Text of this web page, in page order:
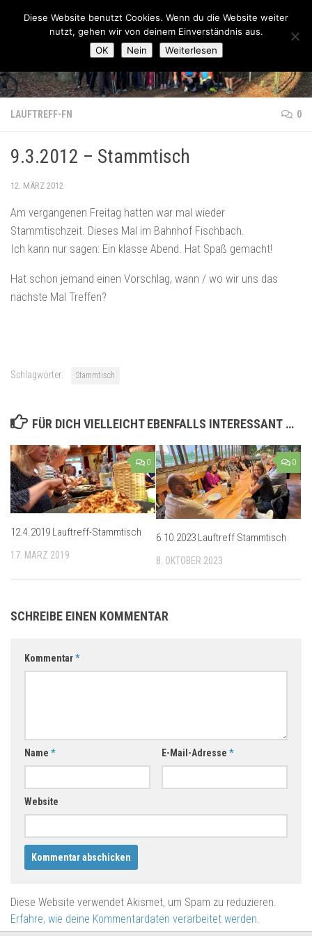
Zum Inhalt springen
Lauftreff-FN
LAUFTREFF-FN 0
9.3.2012 – Stammtisch
12. MÄRZ 2012
Am vergangenen Freitag hatten war mal wieder
Stammtischzeit. Dieses Mal im Bahnhof Fischbach.
Ich kann nur sagen: Ein klasse Abend. Hat Spaß gemacht!
Hat schon jemand einen Vorschlag, wann / wo wir uns das
nächste Mal Treffen?
Schlagwörter: Stammtisch
FÜR DICH VIELLEICHT EBENFALLS INTERESSANT …
0
12.4.2019 Lauftreff-Stammtisch
17. MÄRZ 2019
0
6.10.2023 Lauftreff Stammtisch
8. OKTOBER 2023
SCHREIBE EINEN KOMMENTAR
Kommentar*
Name * E-Mail-Adresse *
Website
Diese Website verwendet Akismet, um Spam zu reduzieren.
Erfahre, wie deine Kommentardaten verarbeitet werden.
Diese Website benutzt Cookies. Wenn du die Website weiter
nutzt, gehen wir von deinem Einverständnis aus.
OK
Nein Weiterlesen